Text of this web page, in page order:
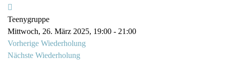
Teenygruppe
Mittwoch, 26. März 2025, 19:00 - 21:00
Vorherige Wiederholung
Nächste Wiederholung